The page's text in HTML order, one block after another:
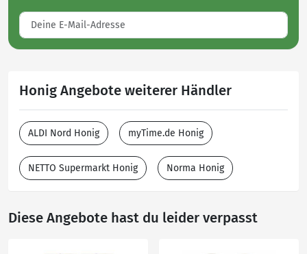
Honig Angebote weiterer Händler
ALDI Nord Honig myTime.de Honig
NETTO Supermarkt Honig Norma Honig
Diese Angebote hast du leider verpasst